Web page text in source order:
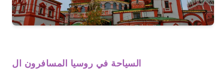
السياحة في روسيا المسافرون ال